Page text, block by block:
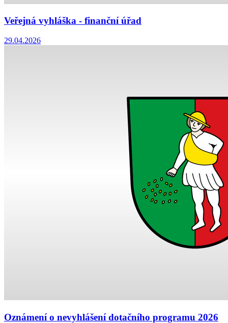
Veřejná vyhláška - finanční úřad
29.04.2026
Oznámení o nevyhlášení dotačního programu 2026